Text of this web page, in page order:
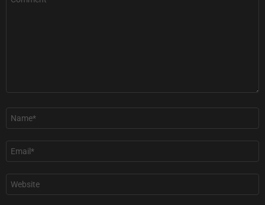
Όνομα
Email
Ιστότοπος